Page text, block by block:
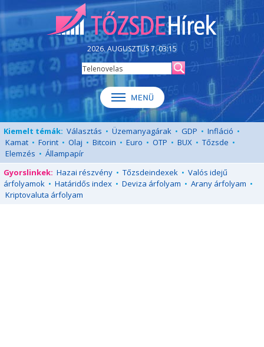
2026. AUGUSZTUS 7. 03:15
Kiemelt témák: Választás • Üzemanyagárak • GDP • Infláció •
Kamat • Forint • Olaj • Bitcoin • Euro • OTP • BUX • Tőzsde •
Elemzés • Állampapír
Gyorslinkek: Hazai részvény • Tőzsdeindexek • Valós idejű
árfolyamok • Határidős index • Deviza árfolyam • Arany árfolyam •
Kriptovaluta árfolyam